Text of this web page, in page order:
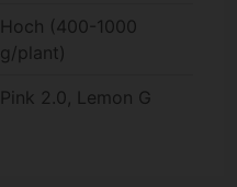
Hoch (400-1000
g/plant)
Pink 2.0, Lemon G